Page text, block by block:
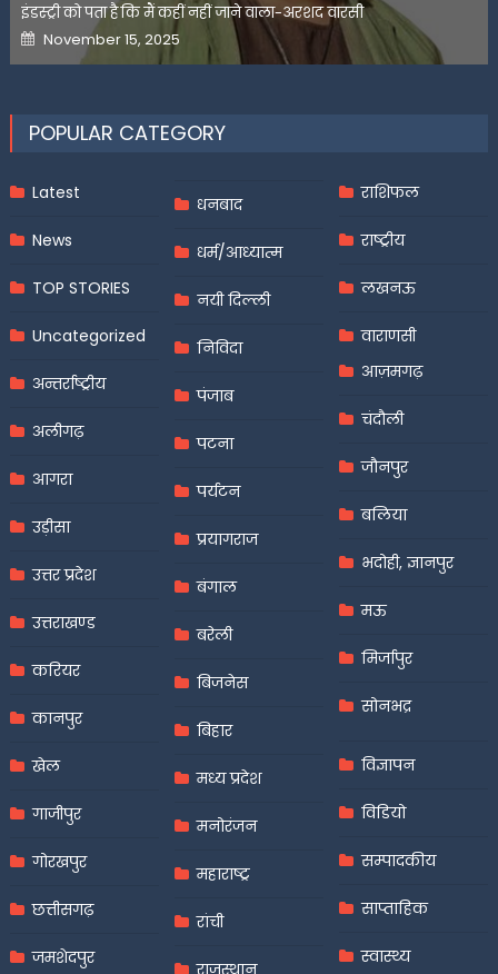
इंडस्ट्री को पता है कि मैं कहीं नहीं जाने वाला-अरशद वारसी
Posted
on
November 15, 2025
POPULAR CATEGORY
Latest
News
TOP STORIES
Uncategorized
अन्तर्राष्ट्रीय
अलीगढ़
आगरा
उड़ीसा
उत्तर प्रदेश
उत्तराखण्ड
करियर
कानपुर
खेल
गाजीपुर
गोरखपुर
छत्तीसगढ़
जमशेदपुर
धनबाद
धर्म/आध्यात्म
नयी दिल्ली
निविदा
पंजाब
पटना
पर्यटन
प्रयागराज
बंगाल
बरेली
बिजनेस
बिहार
मध्य प्रदेश
मनोरंजन
महाराष्ट्र
रांची
राजस्थान
राशिफल
राष्ट्रीय
लखनऊ
वाराणसी
आज़मगढ़
चंदौली
जौनपुर
बलिया
भदोही, ज्ञानपुर
मऊ
मिर्जापुर
सोनभद्र
विज्ञापन
विडियो
सम्पादकीय
साप्ताहिक
स्वास्थ्य